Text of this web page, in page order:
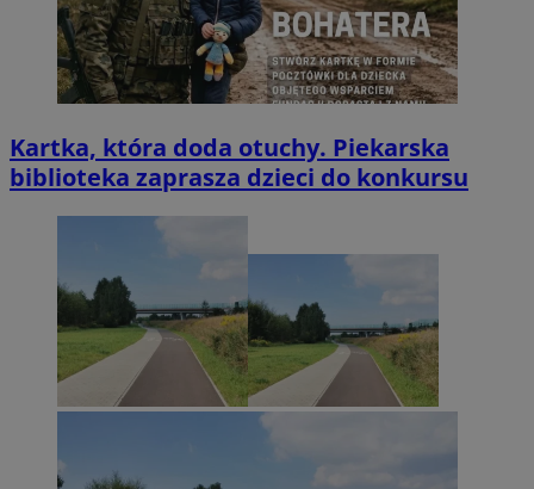
Kartka, która doda otuchy. Piekarska
biblioteka zaprasza dzieci do konkursu